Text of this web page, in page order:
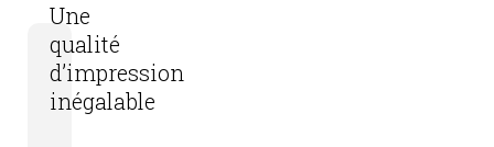
Une
qualité
d’impression
inégalable